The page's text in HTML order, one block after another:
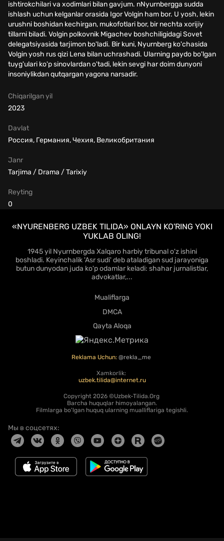
ishtirokchilari va xodimlari bilan gavjum. nNyurnbergga sudda
ishlash uchun kelganlar orasida Igor Volgin ham bor. U yosh, lekin
urushni boshidan kechirgan, mukofotlari bor, bir nechta xorijiy
tillarni biladi. Volgin polkovnik Migachev boshchiligidagi Sovet
delegatsiyasida tarjimon bo'ladi. Bir kuni, Nyurnberg ko'chasida
Volgin yosh rus qizi Lena bilan uchrashadi. Ularning paydo bo'lgan
tuyg'ulari ko'p sinovlardan o'tadi, lekin sevgi har doim dunyoni
insoniylikdan qutqargan yagona narsadir.
Chiqarilgan yil
2023
Janr
Tarjima / Drama / Tarixiy
Davlat
Россия, Германия, Чехия, Великобритания
Reyting
0
«NYURENBERG UZBEK TILIDA» ONLAYN KO'RING YOKI
YUKLAB OLING!
1945 yil Nyurnbergda Xalqaro harbiy tribunal o'z ishini
boshladi. Keyinchalik 'Asr sudi' deb ataladigan sud jarayoniga
butun dunyodan juda ko'p odamlar keladi: shahar jurnalistlar,
advokatlar,...
Mualiflarga
DMCA
Qayta Aloqa
Reklama Uchun: @rekla_me
Xamkorlik:
uzbek.tilida@internet.ru
Copyright 2026 ©Uzbek-Tilida.Org
Barcha huquqlar himoyalangan.
Filmlarga bo'lgan huquq ularning mualliflariga tegishli.
Мы в соцсетях: